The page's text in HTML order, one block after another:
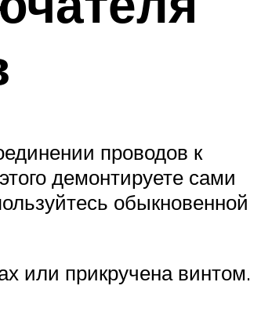
проводов к
демонтируете сами
обыкновенной
или прикручена винтом.